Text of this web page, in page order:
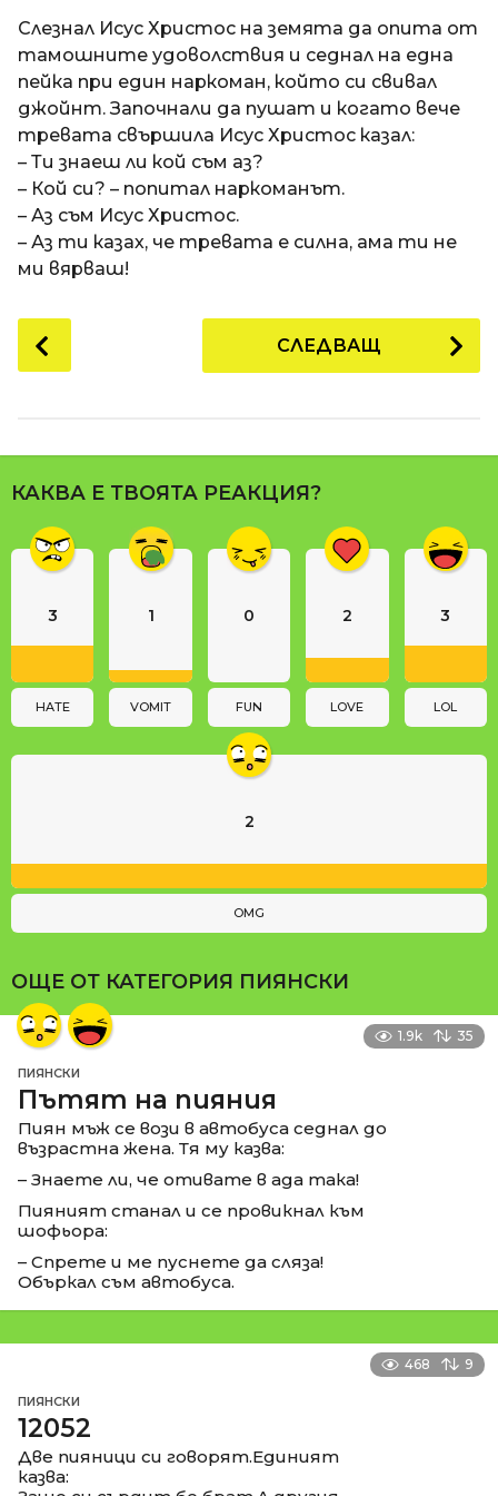
п
р
е
д
и
1
8
г
о
д
н
п
д
t
i
Слезнал Исус Христос на земята да опита от
тамошните удоволствия и седнал на една
пейка при един наркоман, който си свивал
джойнт. Започнали да пушат и когато вече
тревата свършила Исус Христос казал:
– Ти знаеш ли кой съм аз?
– Кой си? – попитал наркоманът.
– Аз съм Исус Христос.
– Аз ти казах, че тревата е силна, ама ти не
ми вярваш!
o
P
a
g
n
i
o
СЛЕДВАЩ
КАКВА Е ТВОЯТА РЕАКЦИЯ?
3
HATE
1
VOMIT
0
FUN
2
LOVE
3
LOL
2
OMG
ОЩЕ ОТ КАТЕГОРИЯ ПИЯНСКИ
1.9k 35
ПИЯНСКИ
Пътят на пияния
Пиян мъж се вози в автобуса седнал до
възрастна жена. Тя му казва:
– Знаете ли, че отивате в ада така!
Пияният станал и се провикнал към
шофьора:
– Спрете и ме пуснете да сляза!
Объркал съм автобуса.
468 9
ПИЯНСКИ
12052
Две пияници си говорят.Единият
казва: